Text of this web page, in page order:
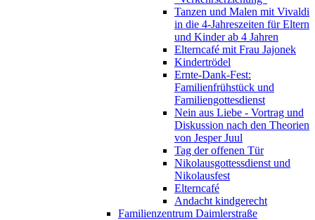
Tanzen und Malen mit Vivaldi
in die 4-Jahreszeiten für Eltern
und Kinder ab 4 Jahren
Elterncafé mit Frau Jajonek
Kindertrödel
Ernte-Dank-Fest:
Familienfrühstück und
Familiengottesdienst
Nein aus Liebe - Vortrag und
Diskussion nach den Theorien
von Jesper Juul
Tag der offenen Tür
Nikolausgottessdienst und
Nikolausfest
Elterncafé
Andacht kindgerecht
Familienzentrum Daimlerstraße